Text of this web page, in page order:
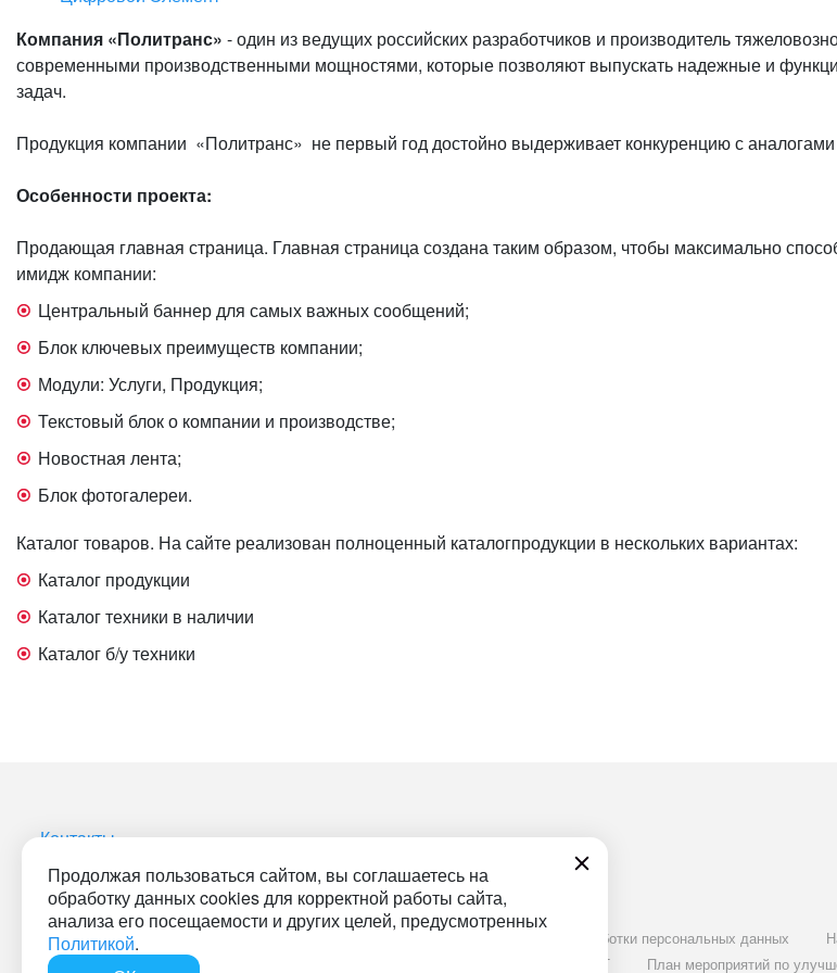
Продолжая пользоваться сайтом, вы соглашаетесь на
обработку данных cookies для корректной работы сайта,
анализа его посещаемости и других целей, предусмотренных
Политикой.
Компания «Политранс» - один из ведущих российских разработчиков и производитель
современными производственными мощностями, которые позволяют выпускать надежные и
задач.
Продукция компании «Политранс» не первый год достойно выдерживает конкуренцию с
Особенности проекта:
Продающая главная страница. Главная страница создана таким образом, чтобы максимально
имидж компании:
Центральный баннер для самых важных сообщений;
Блок ключевых преимуществ компании;
Модули: Услуги, Продукция;
Текстовый блок о компании и производстве;
Новостная лента;
Блок фотогалереи.
Каталог товаров. На сайте реализован полноценный каталогпродукции в нескольких вариантах:
Каталог продукции
Каталог техники в наличии
Каталог б/у техники
Контакты
© 2001-2026 «Битрикс», «1С-Битрикс». Работает на 1С-
Битрикс: Управление сайтом.
Политика обработки персональных данных
Документ СОУТ
План мероприятий по